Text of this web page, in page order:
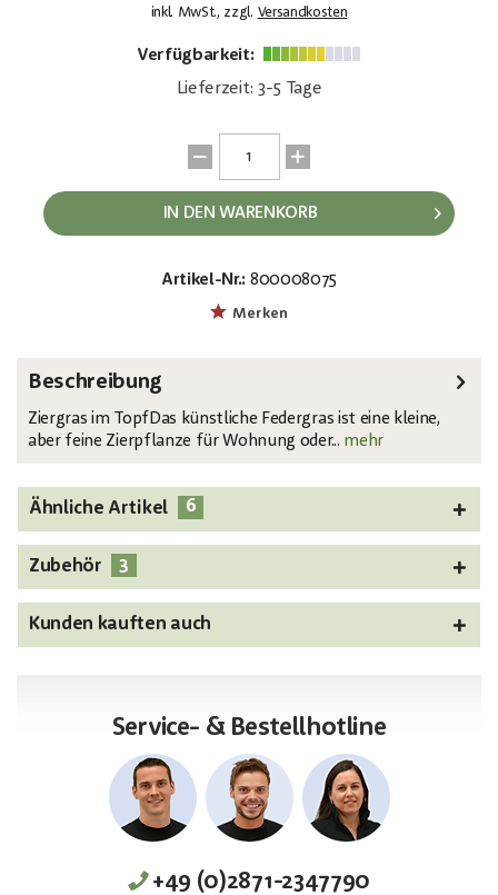
inkl. MwSt., zzgl. Versandkosten
Verfügbarkeit:
Lieferzeit: 3-5 Tage
IN DEN WARENKORB
Artikel-Nr.: 800008075
Merken
Beschreibung
Ziergras im TopfDas künstliche Federgras ist eine kleine,
aber feine Zierpflanze für Wohnung oder... mehr
Ähnliche Artikel 6
Zubehör 3
Kunden kauften auch
Service- & Bestellhotline
+49 (0)2871-2347790